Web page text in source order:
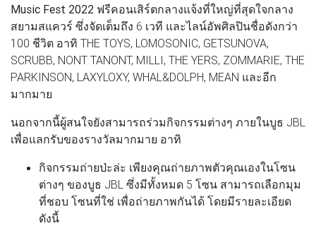
Music Fest 2022 ฟรีคอนเสิร์ตกลางแจ้งที่ใหญ่ที่สุดใจกลาง
สยามสแควร์ ซึ่งจัดเต็มถึง 6 เวที และไลน์อัพศิลปินชื่อดังกว่า
100 ชีวิต อาทิ THE TOYS, LOMOSONIC, GETSUNOVA,
SCRUBB, NONT TANONT, MILLI, THE YERS, ZOMMARIE, THE
PARKINSON, LAXYLOXY, WHAL&DOLPH, MEAN และอีก
มากมาย
นอกจากนี้ผู้สนใจยังสามารถร่วมกิจกรรมต่างๆ ภายในบูธ JBL
เพื่อแลกรับของรางวัลมากมาย อาทิ
กิจกรรมถ่ายป่ะล่ะ เพียงคุณถ่ายภาพตัวคุณเองในโซน
ต่างๆ ของบูธ JBL ซึ่งมีทั้งหมด 5 โซน สามารถเลือกมุม
ที่ชอบ โซนที่ใช่ เพื่อถ่ายภาพกันได้ โดยมีรายละเอียด
ดังนี้